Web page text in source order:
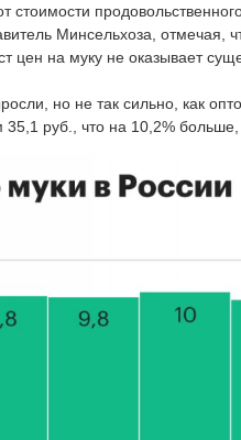
Минсельхоза,
цен на муку не оказывает
но не так сильно, как
35,1 руб., что на 10,2%